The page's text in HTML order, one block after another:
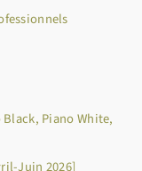
Piano White,
Juin 2026]